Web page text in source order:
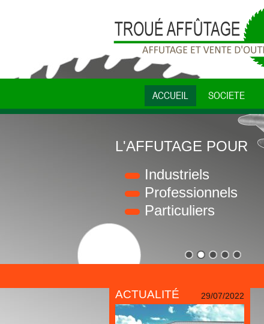
ACCUEIL SOCIETE
L'AFFUTAGE POUR
Industriels
Professionnels
Particuliers
ACTUALITÉ 29/07/2022